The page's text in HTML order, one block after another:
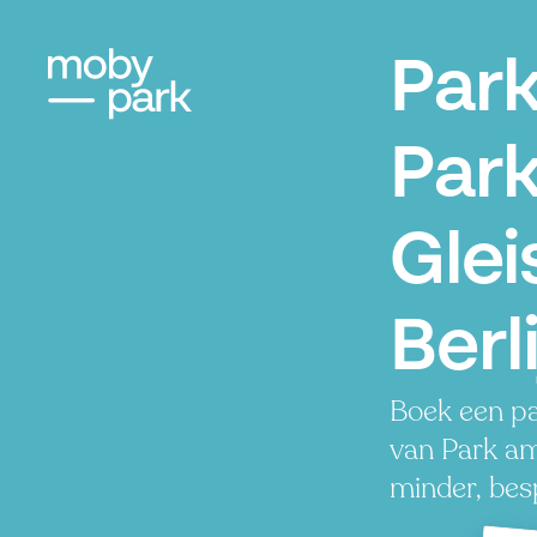
Boek een
van Park
minder,